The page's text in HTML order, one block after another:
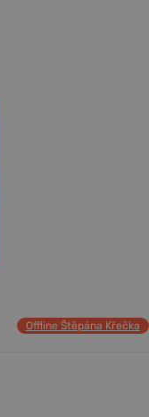
Offline Štěpána Křečka